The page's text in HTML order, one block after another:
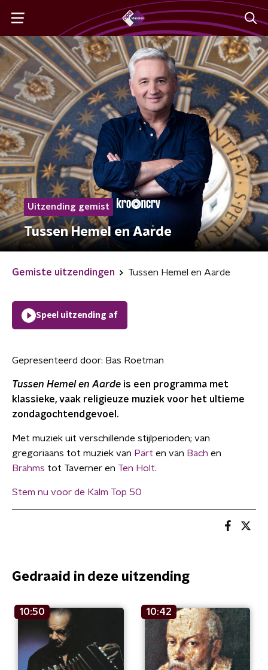
Uitzending gemist
Tussen Hemel en Aarde
Gemiste uitzendingen Tussen Hemel en Aarde
Speel uitzending af
Gepresenteerd door: Bas Roetman
Tussen Hemel en Aarde is een programma met
klassieke, vaak religieuze muziek voor het ultieme
zondagochtendgevoel.
Met muziek uit verschillende stijlperioden; van
gregoriaans tot muziek van Pärt en van Bach en
Brahms tot Taverner en Ten Holt.
Stem nu voor de Kalm Top 50
Gedraaid in deze uitzending
10:50 10:42